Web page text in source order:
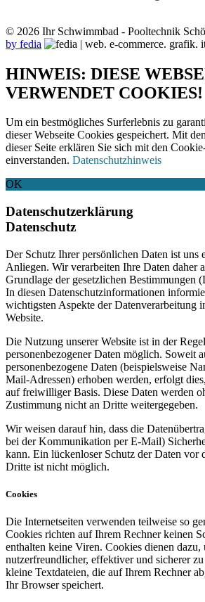
© 2026 Ihr Schwimmbad - Pooltechnik
by fedia
HINWEIS: DIESE
VERWENDET COOKIES!
Um ein bestmögliches Surferlebnis zu
dieser Webseite Cookies gespeichert. Mit
dieser Seite erklären Sie sich mit den
einverstanden. Datenschutzhinweis
OK
Datenschutzerklärung
Datenschutz
Der Schutz Ihrer persönlichen Daten ist uns
Anliegen. Wir verarbeiten Ihre Daten daher
Grundlage der gesetzlichen
In diesen Datenschutzinformationen
wichtigsten Aspekte der Datenverarbeitung
Website.
Die Nutzung unserer Website ist in der
personenbezogener Daten möglich. Soweit
personenbezogene Daten (beispielsweise
Mail-Adressen) erhoben werden, erfolgt
auf freiwilliger Basis. Diese Daten werden
Zustimmung nicht an Dritte weitergegeben.
Wir weisen darauf hin, dass die
bei der Kommunikation per E-Mail)
kann. Ein lückenloser Schutz der Daten vor
Dritte ist nicht möglich.
Cookies
Die Internetseiten verwenden teilweise so
Cookies richten auf Ihrem Rechner keinen
enthalten keine Viren. Cookies dienen dazu,
nutzerfreundlicher, effektiver und sicherer
kleine Textdateien, die auf Ihrem Rechner
Ihr Browser speichert.